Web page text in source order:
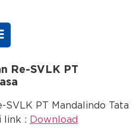
Re-SVLK PT
SVLK PT Mandalindo Tata
link : Download